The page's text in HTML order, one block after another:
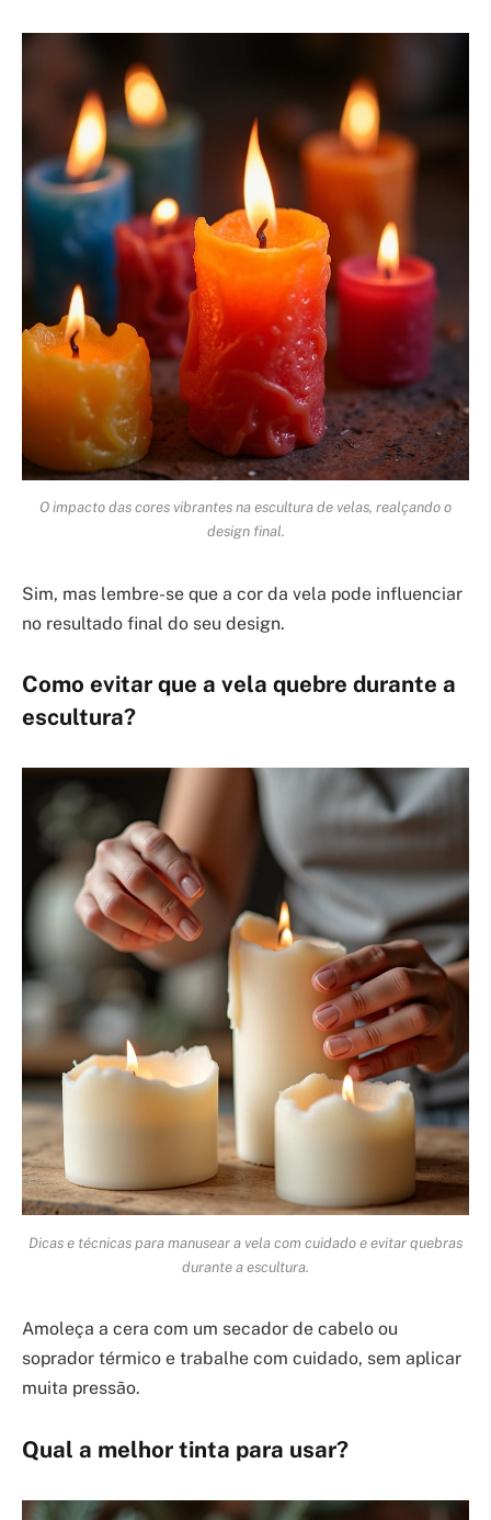
O impacto das cores vibrantes na escultura de velas, realçando o
design final.
Sim, mas lembre-se que a cor da vela pode influenciar
no resultado final do seu design.
Como evitar que a vela quebre durante a
escultura?
Dicas e técnicas para manusear a vela com cuidado e evitar quebras
durante a escultura.
Amoleça a cera com um secador de cabelo ou
soprador térmico e trabalhe com cuidado, sem aplicar
muita pressão.
Qual a melhor tinta para usar?